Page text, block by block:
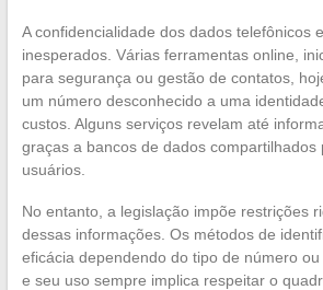
A confidencialidade dos dados telefônicos
inesperados. Várias ferramentas online,
para segurança ou gestão de contatos,
um número desconhecido a uma
custos. Alguns serviços revelam até
graças a bancos de dados compartilhados
usuários.
No entanto, a legislação impõe restrições
dessas informações. Os métodos de
eficácia dependendo do tipo de número ou
e seu uso sempre implica respeitar o